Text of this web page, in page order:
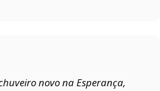
novo na Esperança,